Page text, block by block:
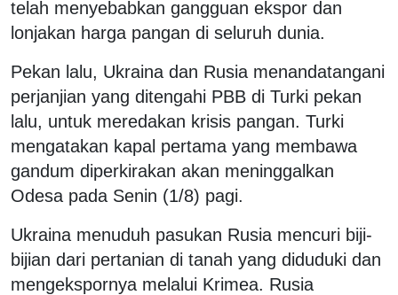
telah menyebabkan gangguan ekspor dan
lonjakan harga pangan di seluruh dunia.
Pekan lalu, Ukraina dan Rusia menandatangani
perjanjian yang ditengahi PBB di Turki pekan
lalu, untuk meredakan krisis pangan. Turki
mengatakan kapal pertama yang membawa
gandum diperkirakan akan meninggalkan
Odesa pada Senin (1/8) pagi.
Ukraina menuduh pasukan Rusia mencuri biji-
bijian dari pertanian di tanah yang diduduki dan
mengekspornya melalui Krimea. Rusia